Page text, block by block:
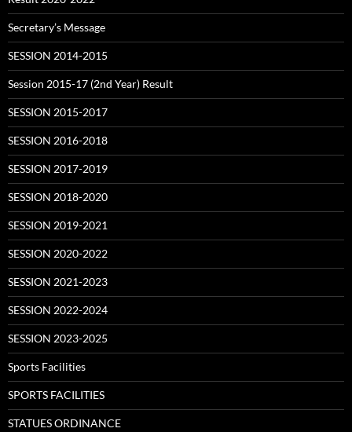
Secretary’s Message
SESSION 2014-2015
Session 2015-17 (2nd Year) Result
SESSION 2015-2017
SESSION 2016-2018
SESSION 2017-2019
SESSION 2018-2020
SESSION 2019-2021
SESSION 2020-2022
SESSION 2021-2023
SESSION 2022-2024
SESSION 2023-2025
Sports Facilities
SPORTS FACILITIES
STATUES ORDINANCE